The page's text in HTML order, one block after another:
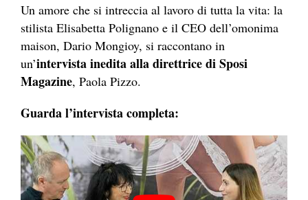
Un amore che si intreccia al lavoro di tutta la vita: la
stilista Elisabetta Polignano e il CEO dell’omonima
maison, Dario Mongioy, si raccontano in
un’intervista inedita alla direttrice di Sposi
Magazine, Paola Pizzo.
Guarda l’intervista completa: